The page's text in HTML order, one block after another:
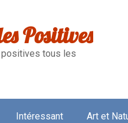
Positives
tous les
Intéressant Art et